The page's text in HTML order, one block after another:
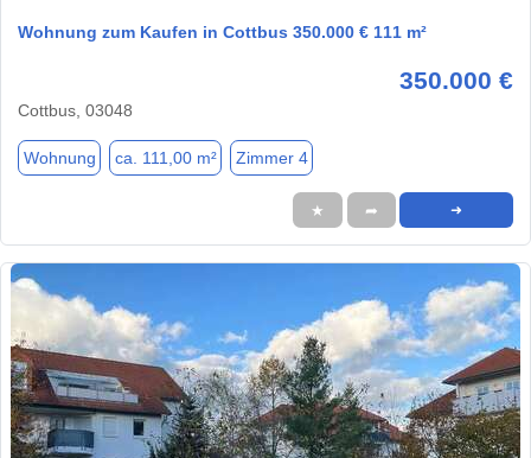
Wohnung zum Kaufen in Cottbus 350.000 € 111 m²
350.000 €
Cottbus, 03048
Wohnung ca. 111,00 m² Zimmer 4
★ ➦ ➜